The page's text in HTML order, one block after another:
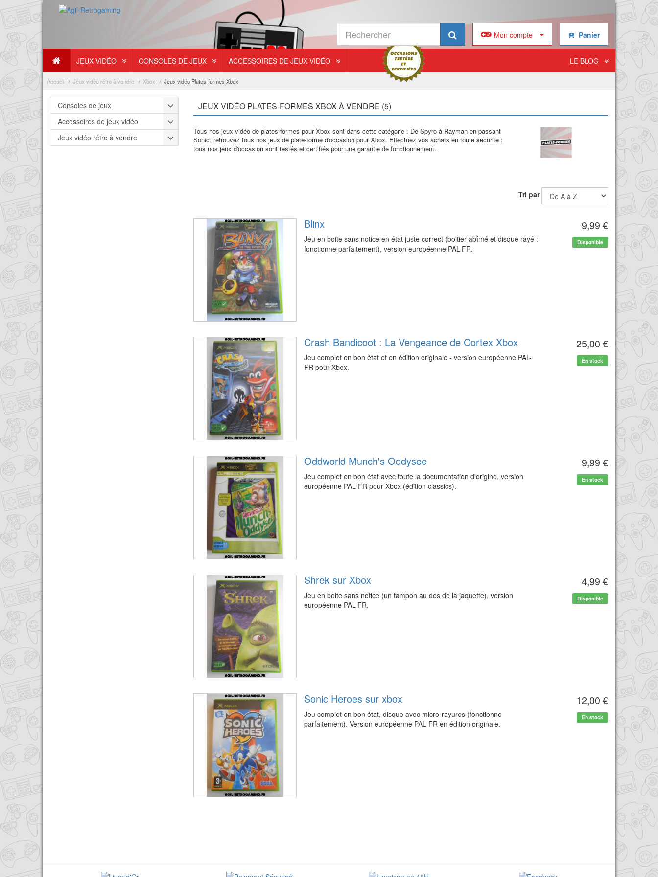
Panier
Mon compte
JEUX VIDÉO CONSOLES DE JEUX ACCESSOIRES DE JEUX VIDÉO LE BLOG
Accueil Jeux vidéo rétro à vendre Xbox Jeux vidéo Plates-formes Xbox
Consoles de jeux
Accessoires de jeux vidéo
Jeux vidéo rétro à vendre
JEUX VIDÉO PLATES-FORMES XBOX À VENDRE (5)
Tous nos jeux vidéo de plates-formes pour Xbox sont dans cette catégorie : De Spyro à Rayman en passant
Sonic, retrouvez tous nos jeux de plate-forme d'occasion pour Xbox. Effectuez vos achats en toute sécurité :
tous nos jeux d'occasion sont testés et certifiés pour une garantie de fonctionnement.
Tri par
Blinx
Jeu en boite sans notice en état juste correct (boitier abîmé et disque rayé :
fonctionne parfaitement), version européenne PAL-FR.
9,99 €
Disponible
Crash Bandicoot : La Vengeance de Cortex Xbox
Jeu complet en bon état et en édition originale - version européenne PAL-
FR pour Xbox.
25,00 €
En stock
Oddworld Munch's Oddysee
Jeu complet en bon état avec toute la documentation d'origine, version
européenne PAL FR pour Xbox (édition classics).
9,99 €
En stock
Shrek sur Xbox
Jeu en boite sans notice (un tampon au dos de la jaquette), version
européenne PAL-FR.
4,99 €
Disponible
Sonic Heroes sur xbox
Jeu complet en bon état, disque avec micro-rayures (fonctionne
parfaitement). Version européenne PAL FR en édition originale.
12,00 €
En stock